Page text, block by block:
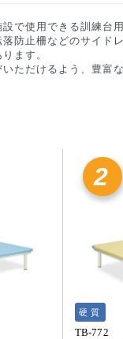
で使用できる訓練台用
防止柵などのサイド
ます。
ただけるよう、豊富
2
硬質
TB-772